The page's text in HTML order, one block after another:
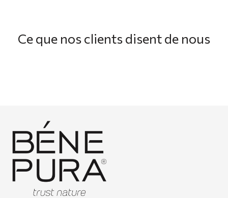
Ce que nos clients disent de nous